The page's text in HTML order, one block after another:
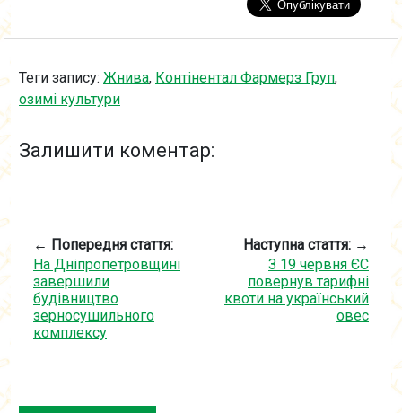
Теги запису: Жнива, Контінентал Фармерз Груп,
озимі культури
Залишити коментар:
← Попередня стаття:
На Дніпропетровщині
завершили
будівництво
зерносушильного
комплексу
Наступна стаття: →
З 19 червня ЄС
повернув тарифні
квоти на український
овес